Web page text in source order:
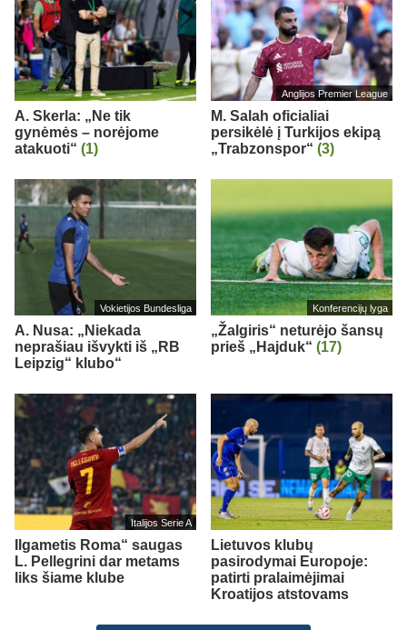
A. Skerla: „Ne tik
gynėmės – norėjome
atakuoti“ (1)
Anglijos Premier League
M. Salah oficialiai
persikėlė į Turkijos ekipą
„Trabzonspor“ (3)
Vokietijos Bundesliga
A. Nusa: „Niekada
neprašiau išvykti iš „RB
Leipzig“ klubo“
Konferencijų lyga
„Žalgiris“ neturėjo šansų
prieš „Hajduk“ (17)
Italijos Serie A
Ilgametis Roma“ saugas
L. Pellegrini dar metams
liks šiame klube
Lietuvos klubų
pasirodymai Europoje:
patirti pralaimėjimai
Kroatijos atstovams